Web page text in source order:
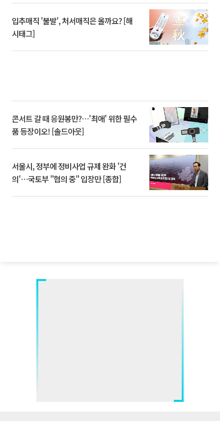
입추매직 '불발', 처서매직은 올까요? [해
시태그]
콘서트 갈 때 응원봉만?⋯'최애' 위한 필수
품 등장이오! [솔드아웃]
서울시, 정부에 정비사업 규제 완화 '건
의'⋯국토부 "협의 중" 입장만 [종합]